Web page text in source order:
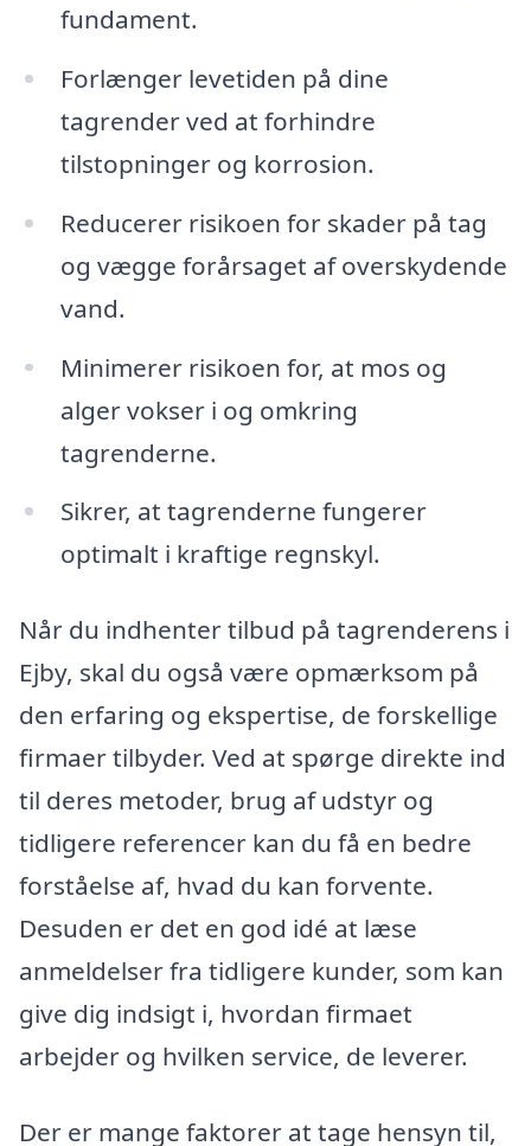
fundament.
Forlænger levetiden på dine
tagrender ved at forhindre
tilstopninger og korrosion.
Reducerer risikoen for skader på tag
og vægge forårsaget af overskydende
vand.
Minimerer risikoen for, at mos og
alger vokser i og omkring
tagrenderne.
Sikrer, at tagrenderne fungerer
optimalt i kraftige regnskyl.
Når du indhenter tilbud på tagrenderens i
Ejby, skal du også være opmærksom på
den erfaring og ekspertise, de forskellige
firmaer tilbyder. Ved at spørge direkte ind
til deres metoder, brug af udstyr og
tidligere referencer kan du få en bedre
forståelse af, hvad du kan forvente.
Desuden er det en god idé at læse
anmeldelser fra tidligere kunder, som kan
give dig indsigt i, hvordan firmaet
arbejder og hvilken service, de leverer.
Der er mange faktorer at tage hensyn til,